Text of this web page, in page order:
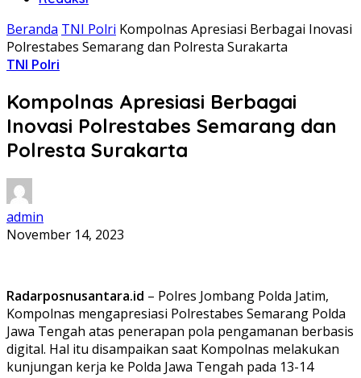
Beranda TNI Polri Kompolnas Apresiasi Berbagai Inovasi
Polrestabes Semarang dan Polresta Surakarta
TNI Polri
Kompolnas Apresiasi Berbagai
Inovasi Polrestabes Semarang dan
Polresta Surakarta
admin
November 14, 2023
Radarposnusantara.id – Polres Jombang Polda Jatim,
Kompolnas mengapresiasi Polrestabes Semarang Polda
Jawa Tengah atas penerapan pola pengamanan berbasis
digital. Hal itu disampaikan saat Kompolnas melakukan
kunjungan kerja ke Polda Jawa Tengah pada 13-14